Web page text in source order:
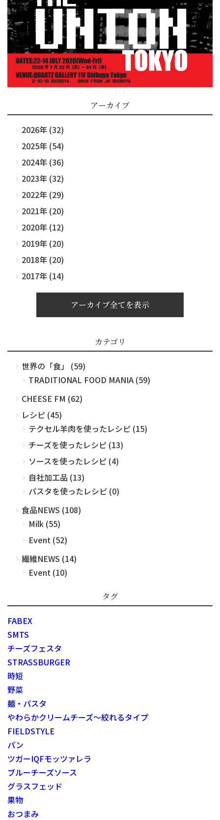
アーカイブ
2026年 (32)
2025年 (54)
2024年 (36)
2023年 (32)
2022年 (29)
2021年 (20)
2020年 (12)
2019年 (20)
2018年 (20)
2017年 (14)
アーカイブ全てを表示
カテゴリ
世界の「食」 (59)
TRADITIONAL FOOD MANIA (59)
CHEESE FM (62)
レシピ (45)
テクセル羊肉を使ったレシピ (15)
チーズを使ったレシピ (13)
ソースを使ったレシピ (4)
自社加工品 (13)
パスタを使ったレシピ (0)
食品NEWS (108)
Milk (55)
Event (52)
繊維NEWS (14)
Event (10)
タグ
FABEX
SMTS
チーズフェスタ
STRASSBURGER
時短
野菜
麺・パスタ
やわらかクリームチーズ～絞れるタイプ
FIELDSTYLE
パン
ツガーIQFモッツァレラ
ブルーチーズソース
グラスフェッド
果物
おつまみ